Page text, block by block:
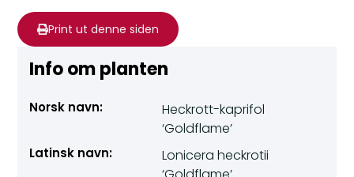
Print ut denne siden
Info om planten
Norsk navn:
Heckrott-kaprifol
‘Goldflame’
Latinsk navn:
Lonicera heckrotii